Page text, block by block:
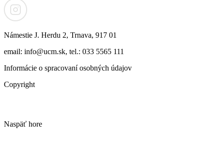
Námestie J. Herdu 2, Trnava, 917 01
email: info@ucm.sk, tel.: 033 5565 111
Informácie o spracovaní osobných údajov
Copyright
Naspäť hore